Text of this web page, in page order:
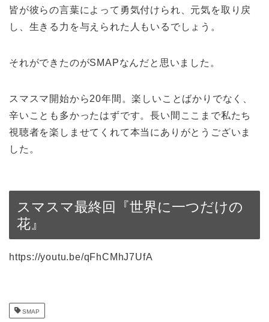
皆が彼らの言葉によって勇気付けられ、元気を取り戻
し、生きる力を与えられた人もいるでしょう。
それができたのがSMAPなんだと思いました。
スマスマ開始から20年間。楽しいことばかりでなく、
辛いことも多かったはずです。長い間ここまで私たち
視聴者を楽しませてくれて本当にありがとうございま
した。
スマスマ最終回『世界に一つだけの
花』
https://youtu.be/qFhCMhJ7UfA
SMAP